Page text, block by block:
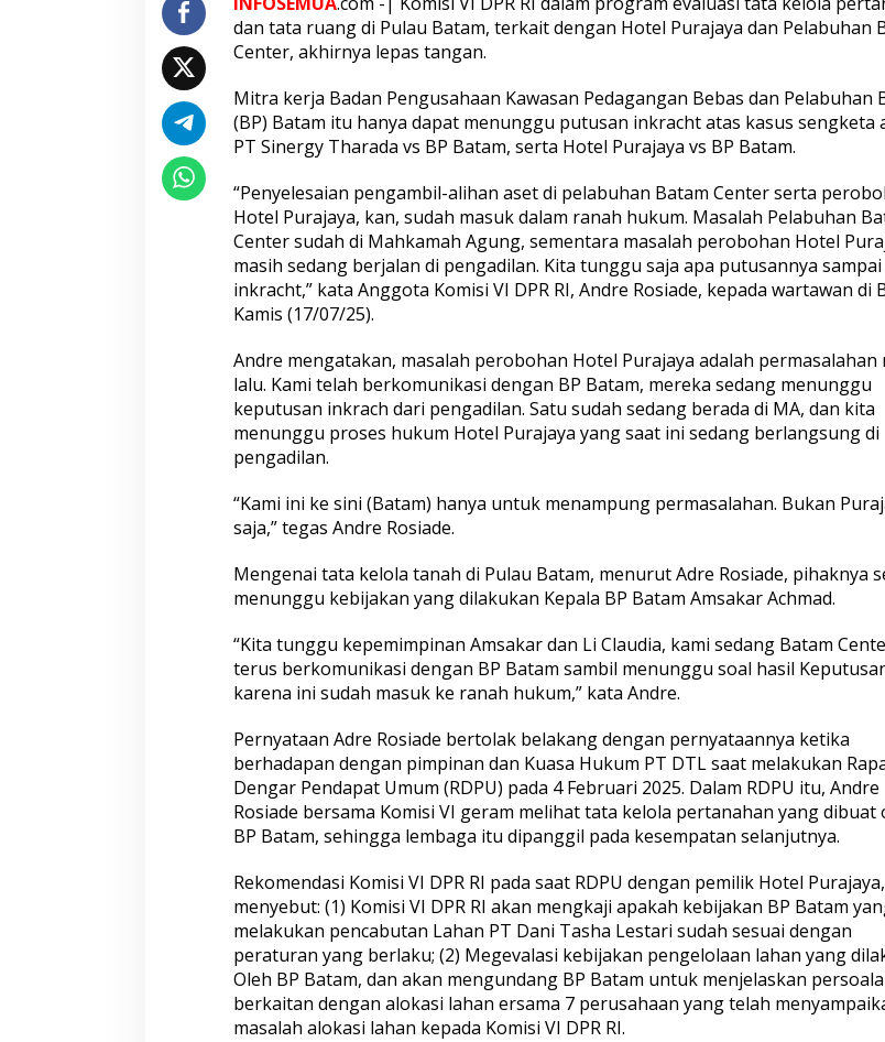
R
I
d
l
a
m
K
s
u
s
H
o
t
e
P
u
r
a
j
a
a
d
a
P
e
l
b
u
h
n
a
t
a
m
n
t
e
r
dan tata ruang di Pulau Batam, terkait dengan Hotel Purajaya dan Pelabuhan
Center, akhirnya lepas tangan.
Mitra kerja Badan Pengusahaan Kawasan Pedagangan Bebas dan Pelabuhan
(BP) Batam itu hanya dapat menunggu putusan inkracht atas kasus sengketa
PT Sinergy Tharada vs BP Batam, serta Hotel Purajaya vs BP Batam.
“Penyelesaian pengambil-alihan aset di pelabuhan Batam Center serta
Hotel Purajaya, kan, sudah masuk dalam ranah hukum. Masalah Pelabuhan
Center sudah di Mahkamah Agung, sementara masalah perobohan Hotel
masih sedang berjalan di pengadilan. Kita tunggu saja apa putusannya sampai
inkracht,” kata Anggota Komisi VI DPR RI, Andre Rosiade, kepada wartawan di
Kamis (17/07/25).
Andre mengatakan, masalah perobohan Hotel Purajaya adalah permasalahan
lalu. Kami telah berkomunikasi dengan BP Batam, mereka sedang menunggu
keputusan inkrach dari pengadilan. Satu sudah sedang berada di MA, dan kita
menunggu proses hukum Hotel Purajaya yang saat ini sedang berlangsung di
pengadilan.
“Kami ini ke sini (Batam) hanya untuk menampung permasalahan. Bukan
saja,” tegas Andre Rosiade.
Mengenai tata kelola tanah di Pulau Batam, menurut Adre Rosiade, pihaknya
menunggu kebijakan yang dilakukan Kepala BP Batam Amsakar Achmad.
“Kita tunggu kepemimpinan Amsakar dan Li Claudia, kami sedang Batam
terus berkomunikasi dengan BP Batam sambil menunggu soal hasil
karena ini sudah masuk ke ranah hukum,” kata Andre.
Pernyataan Adre Rosiade bertolak belakang dengan pernyataannya ketika
berhadapan dengan pimpinan dan Kuasa Hukum PT DTL saat melakukan
Dengar Pendapat Umum (RDPU) pada 4 Februari 2025. Dalam RDPU itu, Andre
Rosiade bersama Komisi VI geram melihat tata kelola pertanahan yang dibuat
BP Batam, sehingga lembaga itu dipanggil pada kesempatan selanjutnya.
Rekomendasi Komisi VI DPR RI pada saat RDPU dengan pemilik Hotel Purajaya,
menyebut: (1) Komisi VI DPR RI akan mengkaji apakah kebijakan BP Batam
melakukan pencabutan Lahan PT Dani Tasha Lestari sudah sesuai dengan
peraturan yang berlaku; (2) Megevalasi kebijakan pengelolaan lahan yang
Oleh BP Batam, dan akan mengundang BP Batam untuk menjelaskan
berkaitan dengan alokasi lahan ersama 7 perusahaan yang telah
masalah alokasi lahan kepada Komisi VI DPR RI.